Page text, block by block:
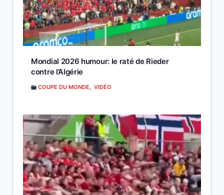
Mondial 2026 humour: le raté de Rieder
contre l’Algérie
COUPE DU MONDE, VIDÉO